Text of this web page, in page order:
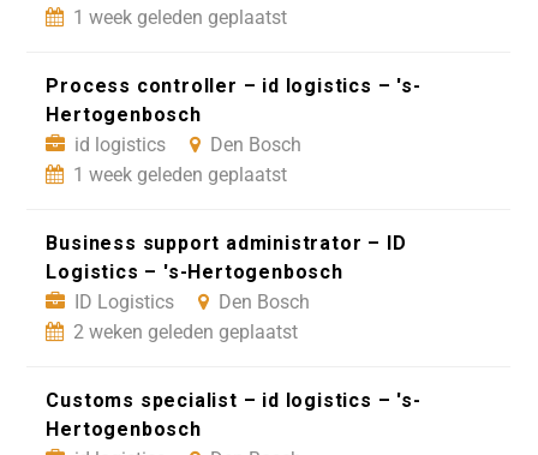
1 week geleden geplaatst
Process controller – id logistics – 's-
Hertogenbosch
id logistics
Den Bosch
1 week geleden geplaatst
Business support administrator – ID
Logistics – 's-Hertogenbosch
ID Logistics
Den Bosch
2 weken geleden geplaatst
Customs specialist – id logistics – 's-
Hertogenbosch